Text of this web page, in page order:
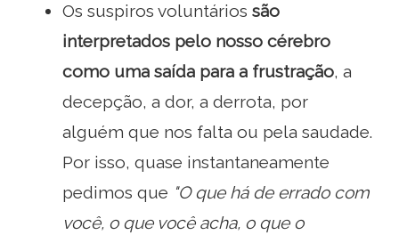
Os suspiros voluntários são
interpretados pelo nosso cérebro
como uma saída para a frustração, a
decepção, a dor, a derrota, por
alguém que nos falta ou pela saudade.
Por isso, quase instantaneamente
pedimos que "O que há de errado com
você, o que você acha, o que o